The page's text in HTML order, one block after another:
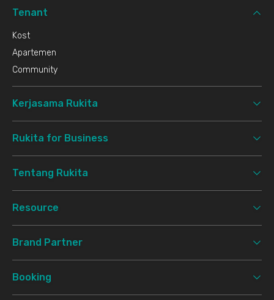
Tenant
Kost
Apartemen
Community
Kerjasama Rukita
Rukita for Business
Tentang Rukita
Resource
Brand Partner
Booking